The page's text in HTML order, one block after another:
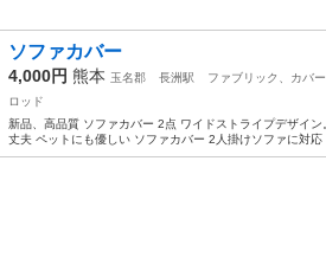
ソファカバー
4,000円 熊本 玉名郡 長洲駅
ファブリック、カバー
ロッド
新品、高品質 ソファカバー 2点 ワイドストライプデザイ
丈夫 ペットにも優しい ソファカバー 2人掛けソファに対